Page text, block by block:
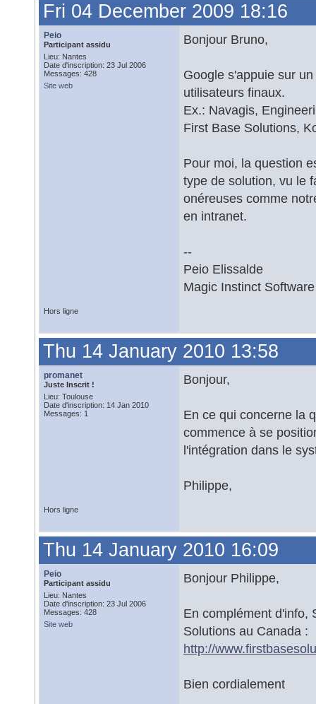
Fri 04 December 2009 18:16
Peio
Participant assidu
Lieu: Nantes
Date d'inscription: 23 Jul 2006
Messages: 428
Site web
Bonjour Bruno,
Google s'appuie sur
utilisateurs finaux.
Ex.: Navagis,
First Base Solutions,
Pour moi, la question
type de solution, vu le
onéreuses comme
en intranet.
--
Peio Elissalde
Magic Instinct Software
Hors ligne
Thu 14 January 2010 13:58
promanet
Juste Inscrit !
Lieu: Toulouse
Date d'inscription: 14 Jan 2010
Messages: 1
Bonjour,
En ce qui concerne la
commence à se
l'intégration dans le
Philippe,
Hors ligne
Thu 14 January 2010 16:09
Peio
Participant assidu
Lieu: Nantes
Date d'inscription: 23 Jul 2006
Messages: 428
Site web
Bonjour Philippe,
En complément d'info,
Solutions au Canada :
http://
Bien cordialement